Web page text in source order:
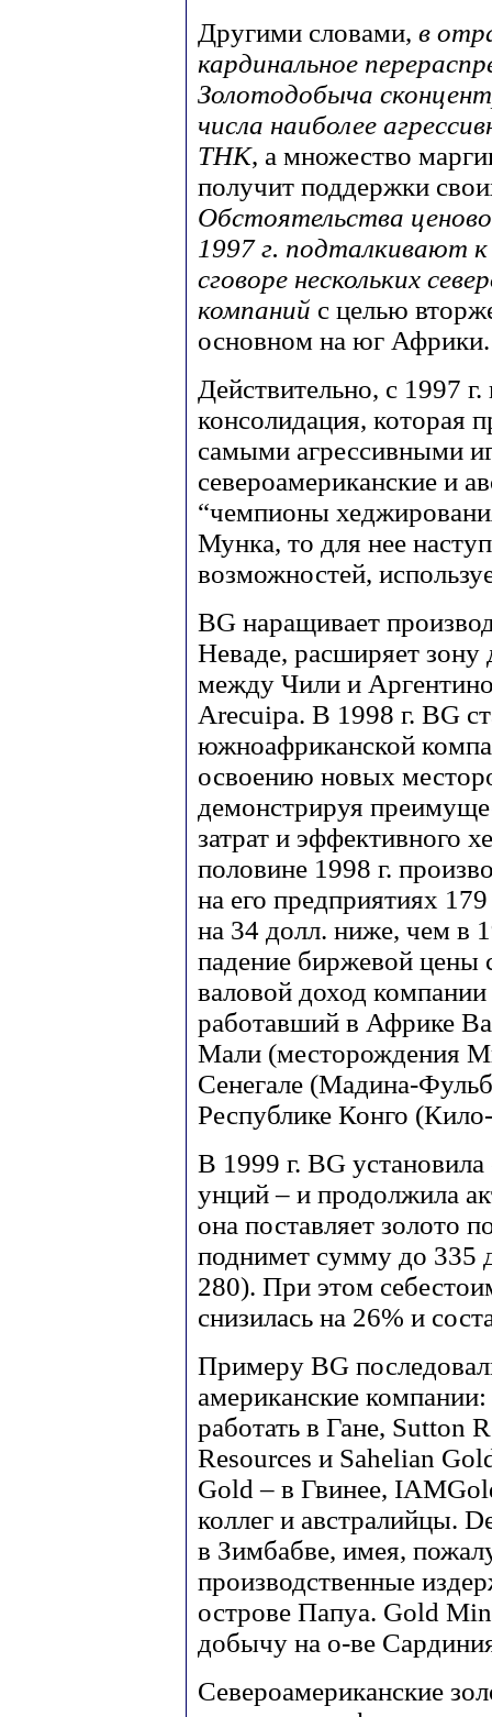
Другими словами, в
кардинальное
Золотодобыча
числа наиболее
ТНК, а множество
получит поддержки
Обстоятельства
1997 г. подталкивают
сговоре нескольких
компаний с целью
основном на юг Африки.
Действительно, с 1997
консолидация, которая
самыми агрессивными
североамериканские и
“чемпионы
Мунка, то для нее
возможностей,
BG наращивает
Неваде, расширяет зону
между Чили и
Arecuipa. В 1998 г. BG
южноафриканской
освоению новых
демонстрируя
затрат и эффективного
половине 1998 г.
на его предприятиях
на 34 долл. ниже, чем в
падение биржевой цены
валовой доход
работавший в Африке
Мали (месторождения
Сенегале (Мадина-
Республике Конго
В 1999 г. BG
унций – и продолжила
она поставляет золото
поднимет сумму до 335
280). При этом
снизилась на 26% и
Примеру BG
американские
работать в Гане, Sutton
Resources и Sahelian
Gold – в Гвинее,
коллег и австралийцы.
в Зимбабве, имея,
производственные
острове Папуа. Gold
добычу на о-ве
Североамериканские